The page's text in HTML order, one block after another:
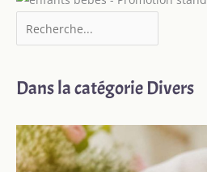
Dans la catégorie Divers